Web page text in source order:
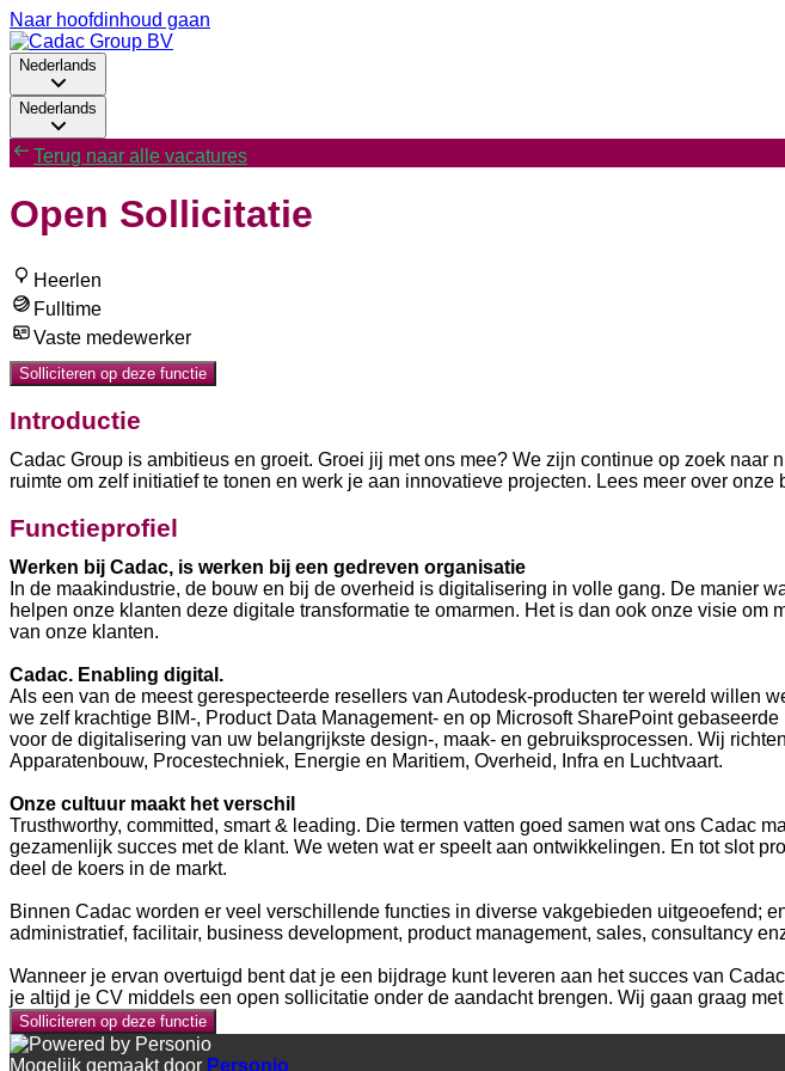
Naar hoofdinhoud gaan
Nederlands
Nederlands
Terug naar alle vacatures
Open Sollicitatie
Heerlen
Fulltime
Vaste medewerker
Solliciteren op deze functie
Introductie
Cadac Group is ambitieus en groeit. Groei jij met ons mee? We zijn continue op zoek
ruimte om zelf initiatief te tonen en werk je aan innovatieve projecten. Lees meer over
Functieprofiel
Werken bij Cadac, is werken bij een gedreven organisatie
In de maakindustrie, de bouw en bij de overheid is digitalisering in volle gang. De manier
helpen onze klanten deze digitale transformatie te omarmen. Het is dan ook onze visie
van onze klanten.
Cadac. Enabling digital.
Als een van de meest gerespecteerde resellers van Autodesk-producten ter wereld willen
we zelf krachtige BIM-, Product Data Management- en op Microsoft SharePoint
voor de digitalisering van uw belangrijkste design-, maak- en gebruiksprocessen. Wij
Apparatenbouw, Procestechniek, Energie en Maritiem, Overheid, Infra en Luchtvaart.
Onze cultuur maakt het verschil
Trusthworthy, committed, smart & leading. Die termen vatten goed samen wat ons Cadac
gezamenlijk succes met de klant. We weten wat er speelt aan ontwikkelingen. En tot slot
deel de koers in de markt.
Binnen Cadac worden er veel verschillende functies in diverse vakgebieden uitgeoefend;
administratief, facilitair, business development, product management, sales, consultancy
Wanneer je ervan overtuigd bent dat je een bijdrage kunt leveren aan het succes van
je altijd je CV middels een open sollicitatie onder de aandacht brengen. Wij gaan graag
Solliciteren op deze functie
Mogelijk gemaakt door Personio